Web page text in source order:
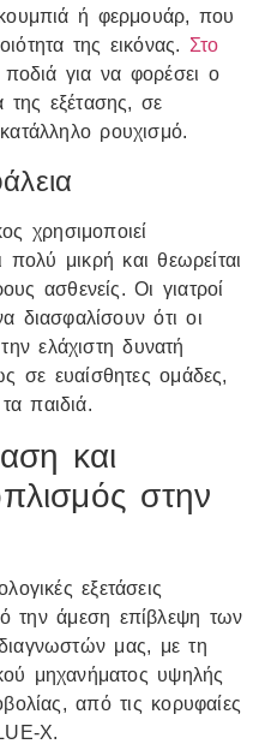
κουμπιά ή φερμουάρ, που
της εικόνας. Στο
ποδιά για να φορέσει ο
της εξέτασης, σε
ρουχισμό.
χρησιμοποιεί
πολύ μικρή και θεωρείται
ασθενείς. Οι γιατροί
διασφαλίσουν ότι οι
ελάχιστη δυνατή
σε ευαίσθητες ομάδες,
παιδιά.
και
στην
εξετάσεις
την άμεση επίβλεψη των
μας, με τη
μηχανήματος υψηλής
από τις κορυφαίες
X.